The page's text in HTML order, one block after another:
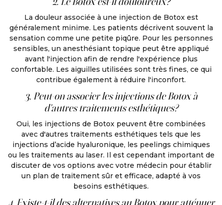
La douleur associée à une injection de Botox est
généralement minime. Les patients décrivent souvent la
sensation comme une petite piqûre. Pour les personnes
sensibles, un anesthésiant topique peut être appliqué
avant l'injection afin de rendre l'expérience plus
confortable. Les aiguilles utilisées sont très fines, ce qui
contribue également à réduire l'inconfort.
3. Peut-on associer les injections de Botox à
d'autres traitements esthétiques?
Oui, les injections de Botox peuvent être combinées
avec d'autres traitements esthétiques tels que les
injections d’acide hyaluronique, les peelings chimiques
ou les traitements au laser. Il est cependant important de
discuter de vos options avec votre médecin pour établir
un plan de traitement sûr et efficace, adapté à vos
besoins esthétiques.